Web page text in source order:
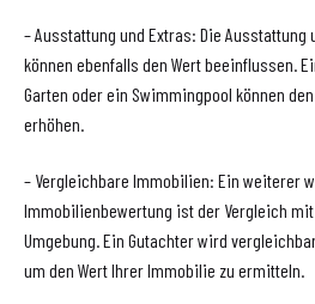
– Ausstattung und Extras: Die
können ebenfalls den Wert beeinflussen.
Garten oder ein Swimmingpool können
erhöhen.
– Vergleichbare Immobilien: Ein weiterer
Immobilienbewertung ist der Vergleich
Umgebung. Ein Gutachter wird
um den Wert Ihrer Immobilie zu ermitteln.